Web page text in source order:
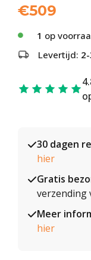
€509
1 op
Levertijd:
30 dagen
hier
Gratis
verzending
Meer
hier